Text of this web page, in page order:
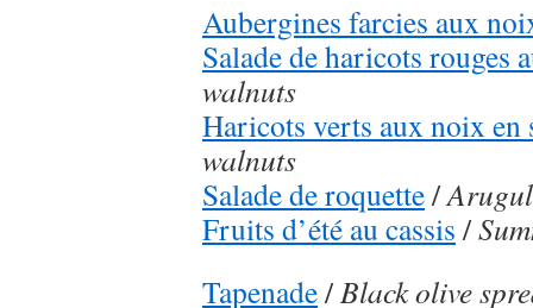
Aubergines farcies aux
Salade de haricots rouges
walnuts
Haricots verts aux noix en
walnuts
Salade de roquette/
Fruits d’été au cassis /
Tapenade/Black olive